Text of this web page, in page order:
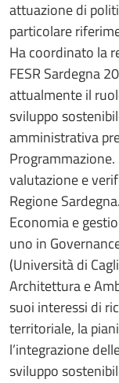
attuazione di
particolare
Ha coordinato la
FESR Sardegna
attualmente il
sviluppo
amministrativa
valutazione e
Regione
Economia e
uno in
(Università di
Architettura e
suoi interessi di
territoriale, la
l’integrazione
sviluppo